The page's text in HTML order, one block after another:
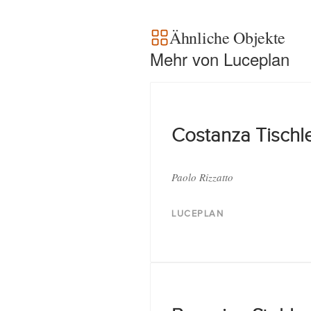
Ähnliche Objekte
Mehr von Luceplan
Costanza
Paolo Rizzatto
LUCEPLAN